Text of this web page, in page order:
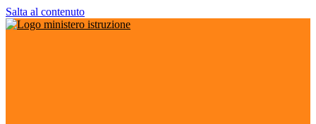
Salta al contenuto